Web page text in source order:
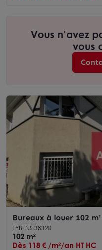
Vous n’avez
vous
Bureaux à louer 102
EYBENS 38320
102 m²
Dès 118 € /m²/an HT HC